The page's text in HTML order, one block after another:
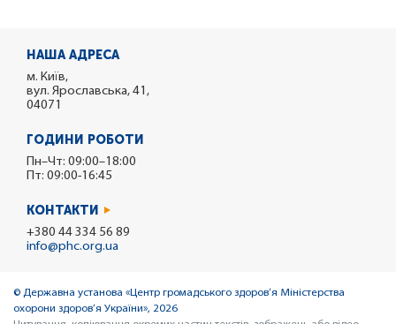
НАША АДРЕСА
м. Київ,
вул. Ярославська, 41,
04071
ГОДИНИ РОБОТИ
Пн–Чт: 09:00–18:00
Пт: 09:00-16:45
КОНТАКТИ
+380 44 334 56 89
info@phc.org.ua
© Державна установа «Центр громадського здоров’я Міністерства
охорони здоров’я України», 2026